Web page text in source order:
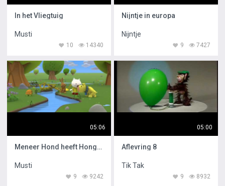
In het Vliegtuig
Musti
14340
10
Nijntje in europa
Nijntje
7427
9
05:06
Meneer Hond heeft Honger
Musti
9242
9
05:00
Aflevring 8
Tik Tak
8932
9